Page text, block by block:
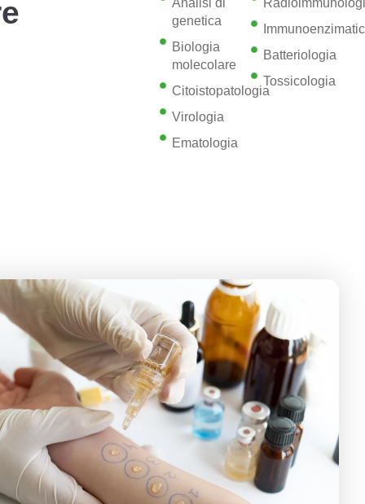
Analisi di
genetica
Biologia
molecolare
Citoistopatologia
Virologia
Ematologia
Batteriologia
Tossicologia